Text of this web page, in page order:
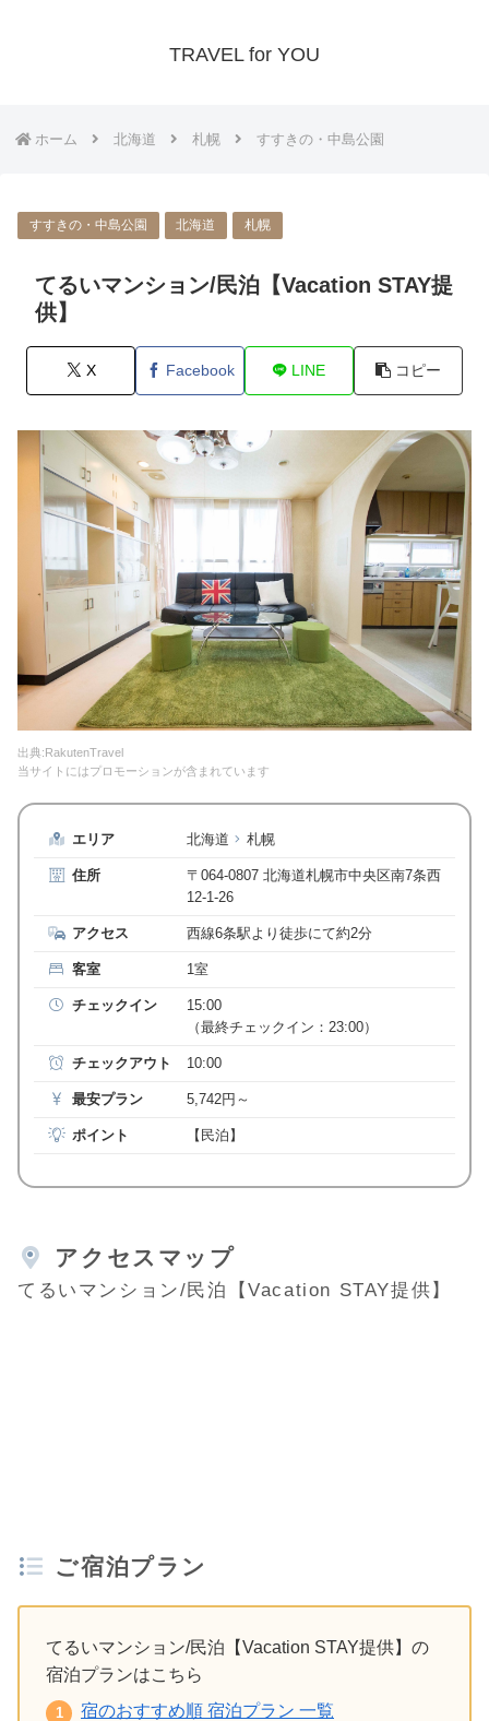
TRAVEL for YOU
ホーム 北海道 札幌 すすきの・中島公園
すすきの・中島公園 北海道 札幌
てるいマンション/民泊【Vacation STAY提
供】
X Facebook LINE コピー
出典:RakutenTravel
当サイトにはプロモーションが含まれています
エリア 北海道 札幌
住所
〒064-0807 北海道札幌市中央区南7条西
12-1-26
アクセス 西線6条駅より徒歩にて約2分
客室 1室
チェックイン
15:00
（最終チェックイン：23:00）
チェックアウト 10:00
最安プラン 5,742円～
ポイント 【民泊】
アクセスマップ
てるいマンション/民泊【Vacation STAY提供】
ご宿泊プラン
てるいマンション/民泊【Vacation STAY提供】の
宿泊プランはこちら
宿のおすすめ順 宿泊プラン 一覧